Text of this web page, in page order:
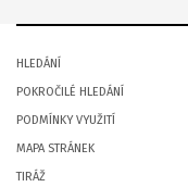
HLEDÁNÍ
POKROČILÉ HLEDÁNÍ
PODMÍNKY VYUŽITÍ
MAPA STRÁNEK
TIRÁŽ